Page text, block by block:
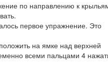
по направлению к
первое упражнение. Это
на ямке над верхней
всеми пальцами 4